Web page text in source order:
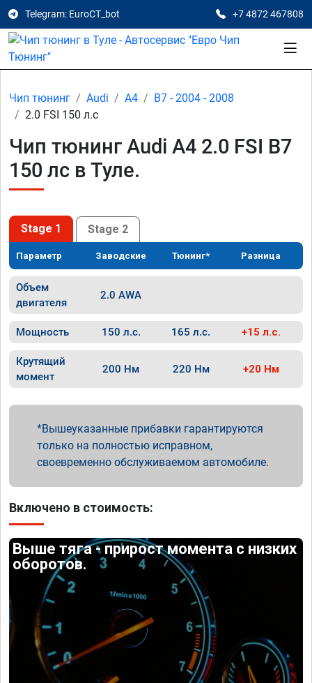
Telegram: EuroCT_bot +7 4872 467808
Чип тюнинг Audi A4
B7 - 2004 - 2008
2.0 FSI 150 л.с
Чип тюнинг Audi A4 2.0 FSI B7
150 лс в Туле.
Stage 1 Stage 2
Параметр Заводские Тюнинг* Разница
Объем
двигателя
2.0 AWA
Мощность 150 л.с. 165 л.с. +15 л.с.
Крутящий
момент
200 Нм 220 Нм +20 Нм
Вышеуказанные прибавки гарантируются
только на полностью исправном,
своевременно обслуживаемом автомобиле.
Включено в стоимость:
Выше тяга - прирост момента с низких
оборотов.